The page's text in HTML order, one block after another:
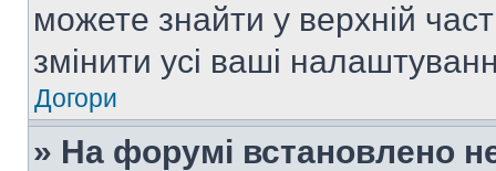
можете знайти у верхній
змінити усі ваші
Догори
» На форумі встановлено